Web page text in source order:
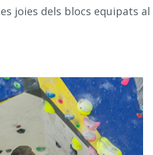
joies dels blocs equipats